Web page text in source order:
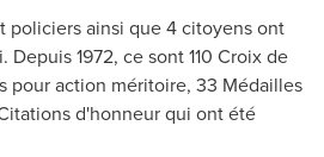
policiers ainsi que 4 citoyens ont
1972, ce sont 110 Croix de
pour action méritoire, 33 Médailles
d'honneur qui ont été